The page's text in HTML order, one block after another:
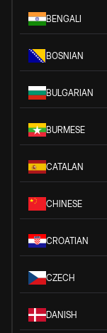
BENGALI
BOSNIAN
BULGARIAN
BURMESE
CATALAN
CHINESE
CROATIAN
CZECH
DANISH